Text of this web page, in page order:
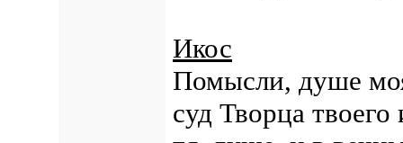
Икос
Помысли, душе
суд Творца